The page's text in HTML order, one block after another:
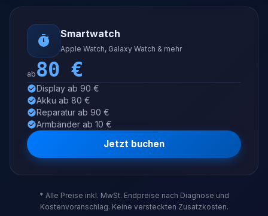
Smartwatch
Apple Watch, Galaxy Watch & mehr
ab 80 €
Display ab 90 €
Akku ab 80 €
Reparatur ab 90 €
Armbänder ab 10 €
Jetzt buchen
* Alle Preise inkl. MwSt. Endpreise nach Diagnose und
Kostenvoranschlag. Keine versteckten Zusatzkosten.